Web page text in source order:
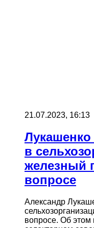
21.07.2023, 16:13
Лукашенко
в
железный
вопросе
Александр
вопросе. Об этом